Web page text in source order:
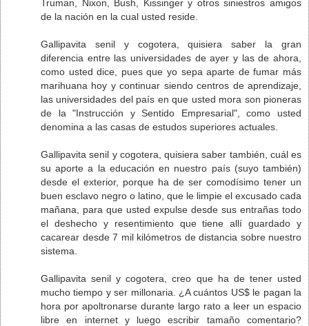
Truman, Nixon, Bush, Kissinger y otros siniestros amigos
de la nación en la cual usted reside.
Gallipavita senil y cogotera, quisiera saber la gran
diferencia entre las universidades de ayer y las de ahora,
como usted dice, pues que yo sepa aparte de fumar más
marihuana hoy y continuar siendo centros de aprendizaje,
las universidades del país en que usted mora son pioneras
de la "Instrucción y Sentido Empresarial", como usted
denomina a las casas de estudos superiores actuales.
Gallipavita senil y cogotera, quisiera saber también, cuál es
su aporte a la educación en nuestro país (suyo también)
desde el exterior, porque ha de ser comodísimo tener un
buen esclavo negro o latino, que le limpie el excusado cada
mañana, para que usted expulse desde sus entrañas todo
el deshecho y resentimiento que tiene allí guardado y
cacarear desde 7 mil kilómetros de distancia sobre nuestro
sistema.
Gallipavita senil y cogotera, creo que ha de tener usted
mucho tiempo y ser millonaria. ¿A cuántos US$ le pagan la
hora por apoltronarse durante largo rato a leer un espacio
libre en internet y luego escribir tamaño comentario?